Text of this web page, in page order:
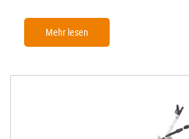
Mehr lesen